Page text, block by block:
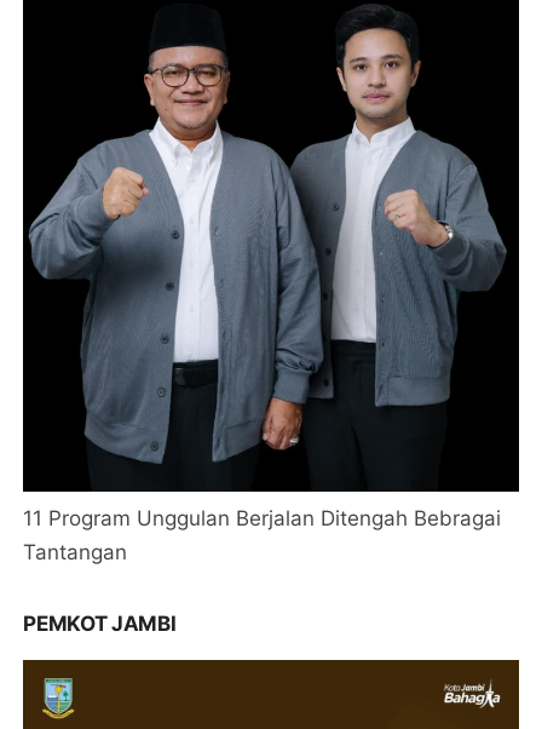
11 Program Unggulan Berjalan Ditengah Bebragai
Tantangan
PEMKOT JAMBI